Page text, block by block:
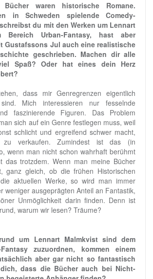
waren historische Romane.
in Schweden spielende Comedy-
du mit den Werken um Lennart
Bereich Urban-Fantasy, hast aber
Gustafssons Jul auch eine realistische
geschrieben. Machen dir alle
Spaß? Oder hat eines dein Herz
dass mir Genregrenzen eigentlich
Mich interessieren nur fesselnde
faszinierende Figuren. Das Problem
sich auf ein Genre festlegen muss, weil
schlicht und ergreifend schwer macht,
zu verkaufen. Zumindest ist das (in
wenn man nicht schon wahrhaft berühmt
das trotzdem. Wenn man meine Bücher
ganz gleich, ob die frühen Historischen
aktuellen Werke, so wird man immer
weniger ausgeprägten Anteil an Fantastik,
Unmöglichkeit darin finden. Denn ist
warum wir lesen? Träume?
um Lennart Malmkvist sind dem
zuzuordnen, kommen einem
aber gar nicht so fantastisch
dass die Bücher auch bei Nicht-